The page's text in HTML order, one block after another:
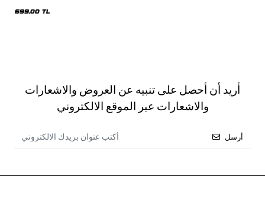
699,00 TL
أريد أن أحصل على تنبيه عن العروض والاشعارات
والاشعارات عبر الموقع الالكتروني
أرسل